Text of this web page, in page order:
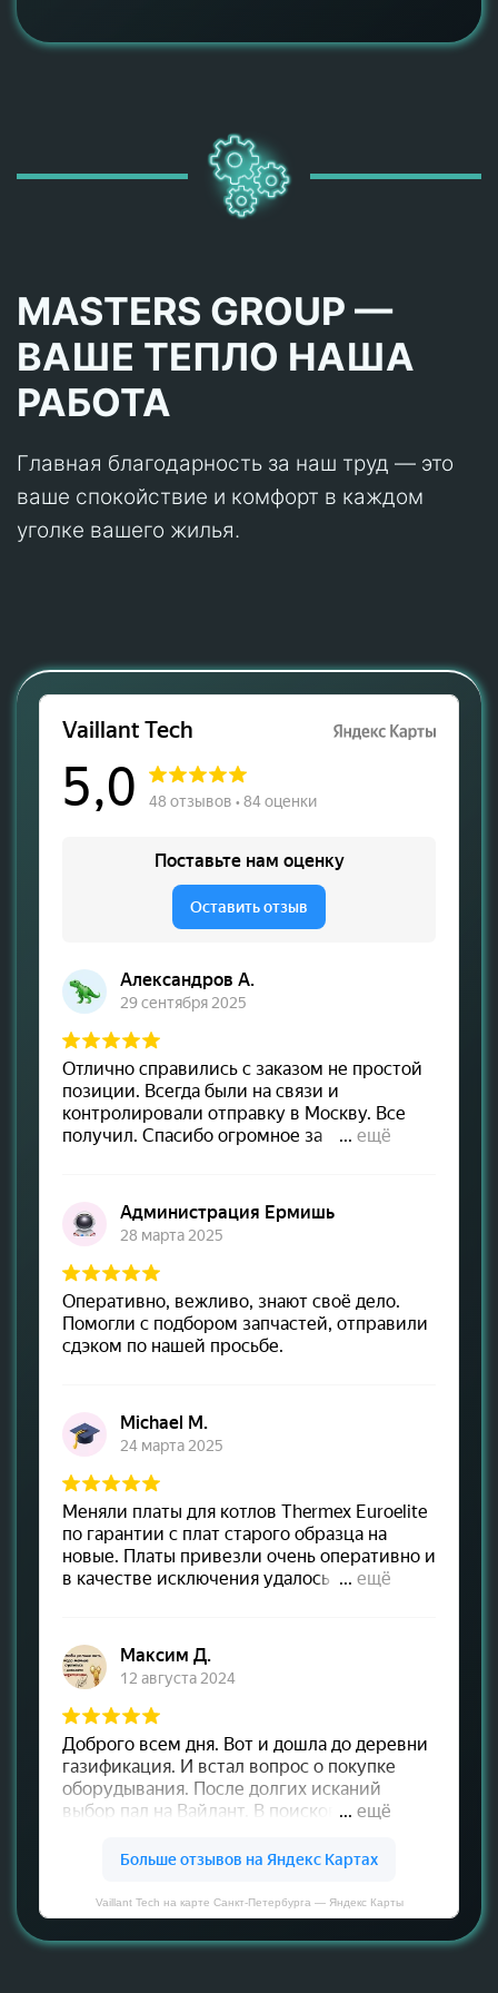
Vaillant Tech на карте Санкт‑Петербурга — Яндекс Карты
MASTERS GROUP —
ВАШЕ ТЕПЛО НАША
РАБОТА
Главная благодарность за наш труд — это
ваше спокойствие и комфорт в каждом
уголке вашего жилья.